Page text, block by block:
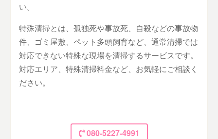
い。
特殊清掃とは、孤独死や事故死、自殺などの事故物
件、ゴミ屋敷、ペット多頭飼育など、通常清掃では
対応できない特殊な現場を清掃するサービスです。
対応エリア、特殊清掃料金など、お気軽にご相談く
ださい。
080-5227-4991